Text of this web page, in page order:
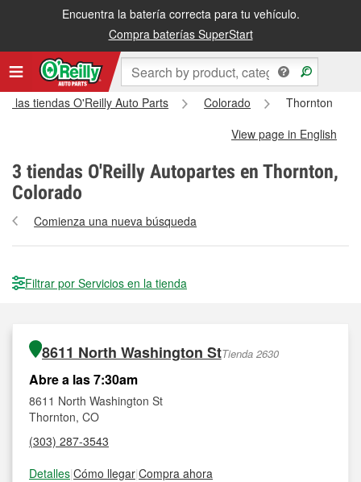
Encuentra la batería correcta para tu vehículo.
Compra baterías SuperStart
las tiendas O'Reilly Auto Parts Colorado
Thornton
View page in English
3 tiendas O'Reilly Autopartes en Thornton,
Colorado
Comienza una nueva búsqueda
Filtrar por Servicios en la tienda
8611 North Washington StTienda 2630
Abre a las 7:30am
8611 North Washington St
Thornton, CO
(303) 287-3543
Detalles|Cómo llegar|Compra ahora